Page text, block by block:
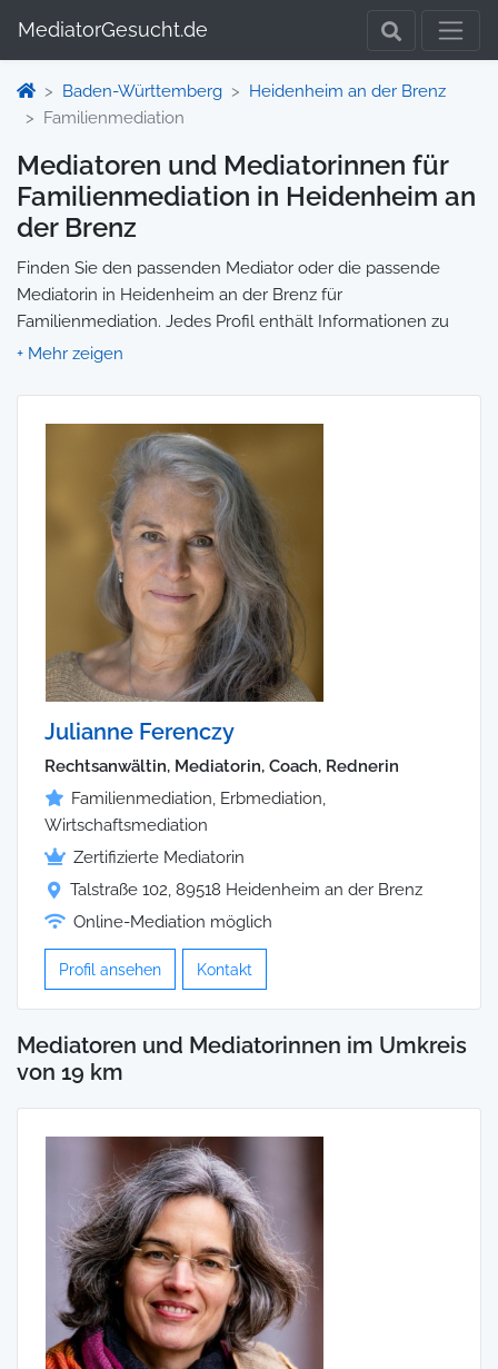
MediatorGesucht.de
Baden-Württemberg
Heidenheim an der Brenz
Familienmediation
Mediatoren und Mediatorinnen für
Familienmediation in Heidenheim an
der Brenz
Finden Sie den passenden Mediator oder die passende
Mediatorin in Heidenheim an der Brenz für
Familienmediation. Jedes Profil enthält Informationen zu
Qualifikationen und Spezialisierungen, sodass Sie gezielt die
kontaktieren können. Wir selbst vermitteln keine
Mediationen, sondern stellen die Plattform zur Verfügung,
um Ihnen die Suche zu erleichtern.
Julianne Ferenczy
Rechtsanwältin, Mediatorin, Coach, Rednerin
Familienmediation, Erbmediation,
Wirtschaftsmediation
Zertifizierte Mediatorin
Talstraße 102, 89518 Heidenheim an der Brenz
Online-Mediation möglich
Profil ansehen Kontakt
Mediatoren und Mediatorinnen im Umkreis
von 19 km